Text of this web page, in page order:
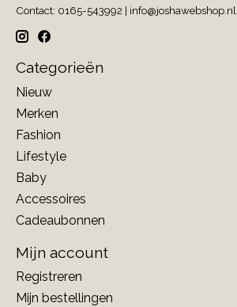
Contact: 0165-543992 | info@joshawebshop.nl
Categorieën
Nieuw
Merken
Fashion
Lifestyle
Baby
Accessoires
Cadeaubonnen
Mijn account
Registreren
Mijn bestellingen